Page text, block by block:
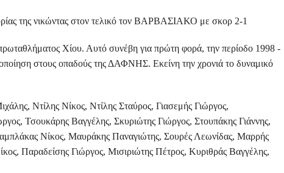
της νικώντας στον τελικό τον ΒΑΡΒΑΣΙΑΚΟ με σκορ 2-1
Χίου. Αυτό συνέβη για πρώτη φορά, την περίοδο 1998 -
στους οπαδούς της ΔΑΦΝΗΣ. Εκείνη την χρονιά το δυναμικό
Ντίλης Νίκος, Ντίλης Σταύρος, Γιασεμής Γιώργος,
Τσουκάρης Βαγγέλης, Σκυριώτης Γιώργος, Στουπάκης Γιάννης,
Νίκος, Μαυράκης Παναγιώτης, Σουρές Λεωνίδας, Μαρρής
Παραδείσης Γιώργος, Μισιριώτης Πέτρος, Κυριθράς Βαγγέλης,